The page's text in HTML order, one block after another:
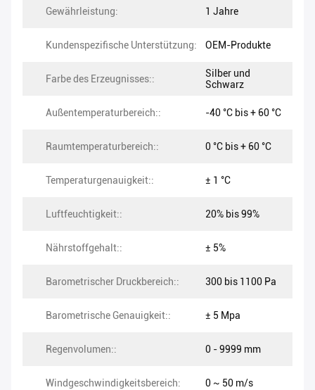
Gewährleistung: 1 Jahre
Kundenspezifische Unterstützung: OEM-Produkte
Farbe des Erzeugnisses::
Silber und
Schwarz
Außentemperaturbereich:: -40 °C bis + 60 °C
Raumtemperaturbereich:: 0 °C bis + 60 °C
Temperaturgenauigkeit:: ± 1 °C
Luftfeuchtigkeit:: 20% bis 99%
Nährstoffgehalt:: ± 5%
Barometrischer Druckbereich:: 300 bis 1100 Pa
Barometrische Genauigkeit:: ± 5 Mpa
Regenvolumen:: 0 - 9999 mm
Windgeschwindigkeitsbereich: 0 ~ 50 m/s